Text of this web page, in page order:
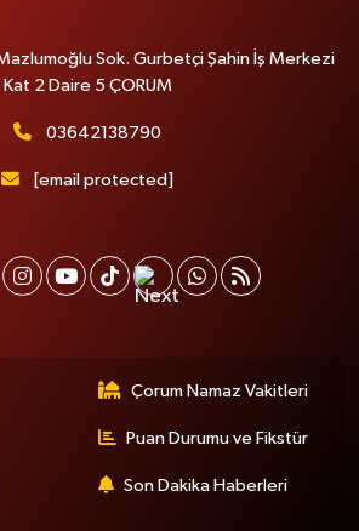
Sok. Gurbetçi Şahin İş Merkezi
Kat 2 Daire 5 ÇORUM
03642138790
[email protected]
Çorum Namaz Vakitleri
Puan Durumu ve Fikstür
Son Dakika Haberleri